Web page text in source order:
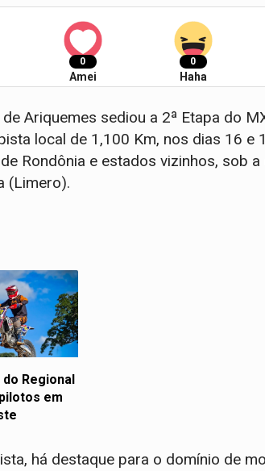
0
Amei
0
Haha
Ariquemes sediou a 2ª Etapa do
local de 1,100 Km, nos dias 16 e
Rondônia e estados vizinhos, sob
(Limero).
Regional
em
há destaque para o domínio de